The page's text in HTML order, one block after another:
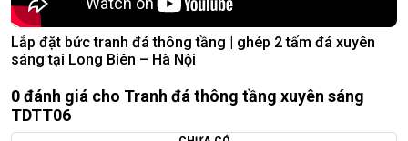
Lắp đặt bức tranh đá thông tầng | ghép 2 tấm đá xuyên
sáng tại Long Biên – Hà Nội
0 đánh giá cho Tranh đá thông tầng xuyên sáng
TDTT06